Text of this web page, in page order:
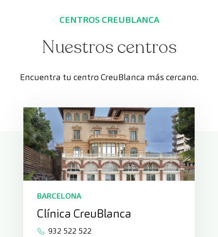
CENTROS CREUBLANCA
Nuestros centros
Encuentra tu centro CreuBlanca más cercano.
BARCELONA
Clínica CreuBlanca
932 522 522